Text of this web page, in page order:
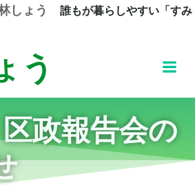
コ
ン
ツ
キ
ッ
しょう 誰もが暮らしやすい「すみ
う
政報告会の